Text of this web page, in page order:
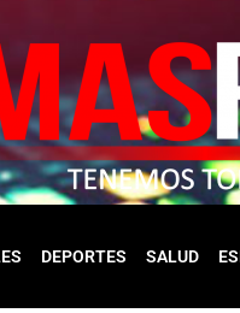
DEPORTES SALUD